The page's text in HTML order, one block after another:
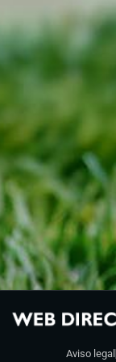
Aviso legal